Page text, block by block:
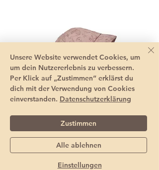
Sommerhut Baby mit
Nackenschutz En Fant
Unsere Website verwendet Cookies, um
um dein Nutzererlebnis zu verbessern.
Per Klick auf „Zustimmen“ erklärst du
dich mit der Verwendung von Cookies
einverstanden. Datenschutzerklärung
Einstellungen
Alle ablehnen
Zustimmen